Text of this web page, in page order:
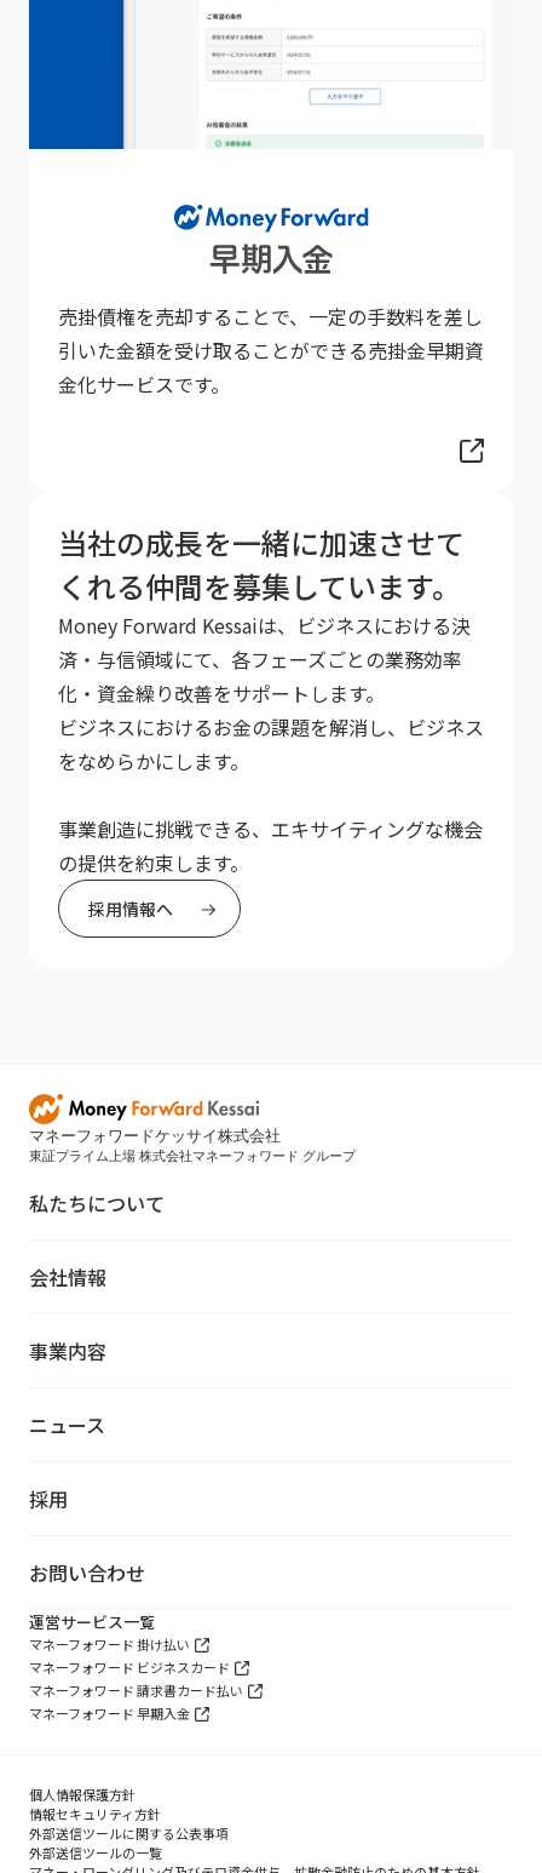
売掛債権を売却することで、一定の手数料を差し
引いた金額を受け取ることができる売掛金早期資
金化サービスです。
当社の成長を一緒に加速させて
くれる仲間を募集しています。
Money Forward Kessaiは、ビジネスにおける決
済・与信領域にて、各フェーズごとの業務効率
化・資金繰り改善をサポートします。
ビジネスにおけるお金の課題を解消し、ビジネス
をなめらかにします。
事業創造に挑戦できる、エキサイティングな機会
の提供を約束します。
採用情報へ
マネーフォワードケッサイ株式会社
東証プライム上場 株式会社マネーフォワード グループ
私たちについて
会社情報
事業内容
ニュース
採用
お問い合わせ
運営サービス一覧
マネーフォワード 掛け払い
マネーフォワード ビジネスカード
マネーフォワード 請求書カード払い
マネーフォワード 早期入金
個人情報保護方針
情報セキュリティ方針
外部送信ツールに関する公表事項
外部送信ツールの一覧